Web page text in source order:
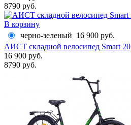
8790 руб.
В корзину
черно-зеленый 16 900 руб.
АИСТ складной велосипед Smart 20
16 900 руб.
8790 руб.